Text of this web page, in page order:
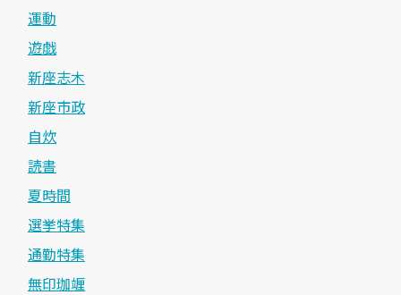
運動
遊戯
新座志木
新座市政
自炊
読書
夏時間
選挙特集
通勤特集
無印珈竰